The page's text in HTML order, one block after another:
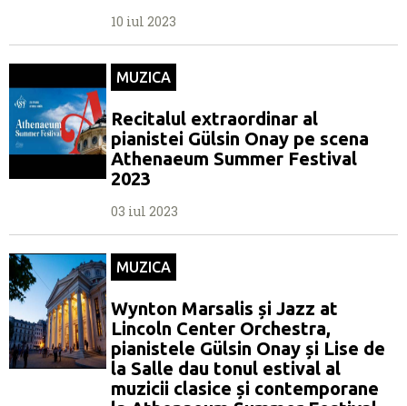
10 iul 2023
MUZICA
Recitalul extraordinar al
pianistei Gülsin Onay pe scena
Athenaeum Summer Festival
2023
03 iul 2023
MUZICA
Wynton Marsalis și Jazz at
Lincoln Center Orchestra,
pianistele Gülsin Onay și Lise de
la Salle dau tonul estival al
muzicii clasice și contemporane